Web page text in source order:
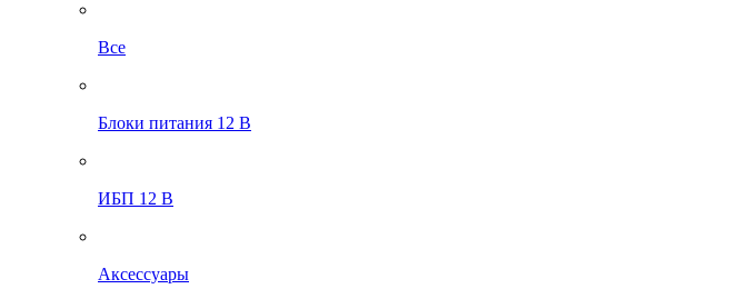
Все
Блоки питания 12 В
ИБП 12 В
Аксессуары